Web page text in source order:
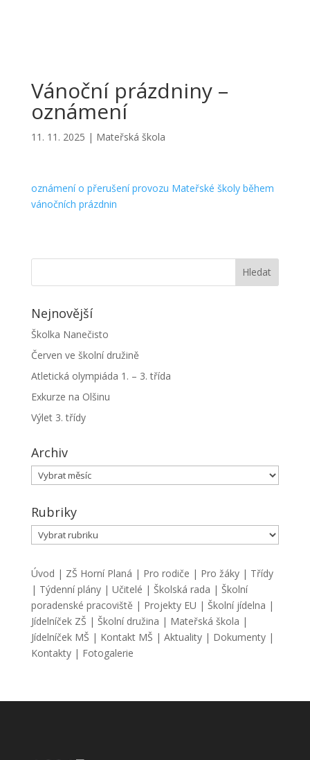
Vánoční prázdniny –
oznámení
11. 11. 2025 | Mateřská škola
oznámení o přerušení provozu Mateřské školy během
vánočních prázdnin
Nejnovější
Školka Nanečisto
Červen ve školní družině
Atletická olympiáda 1. – 3. třída
Exkurze na Olšinu
Výlet 3. třídy
Archiv
Archiv
Rubriky
Rubriky
Úvod | ZŠ Horní Planá | Pro rodiče | Pro žáky| Třídy
| Týdenní plány| Učitelé | Školská rada | Školní
poradenské pracoviště | Projekty EU | Školní jídelna |
Jídelníček ZŠ | Školní družina | Mateřská škola |
Jídelníček MŠ | Kontakt MŠ | Aktuality| Dokumenty|
Kontakty| Fotogalerie